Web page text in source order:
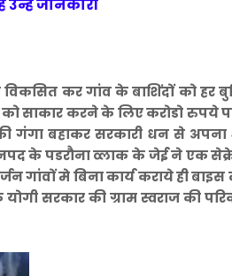
उन्हें जानकारी
कर गांव के बाशिंदों को हर
साकार करने के लिए करोडो रुपये
गंगा बहाकर सरकारी धन से अपना
के पडरौना व्लाक के जेई ने एक
गांवों मे बिना कार्य कराये ही
सरकार की ग्राम स्वराज की